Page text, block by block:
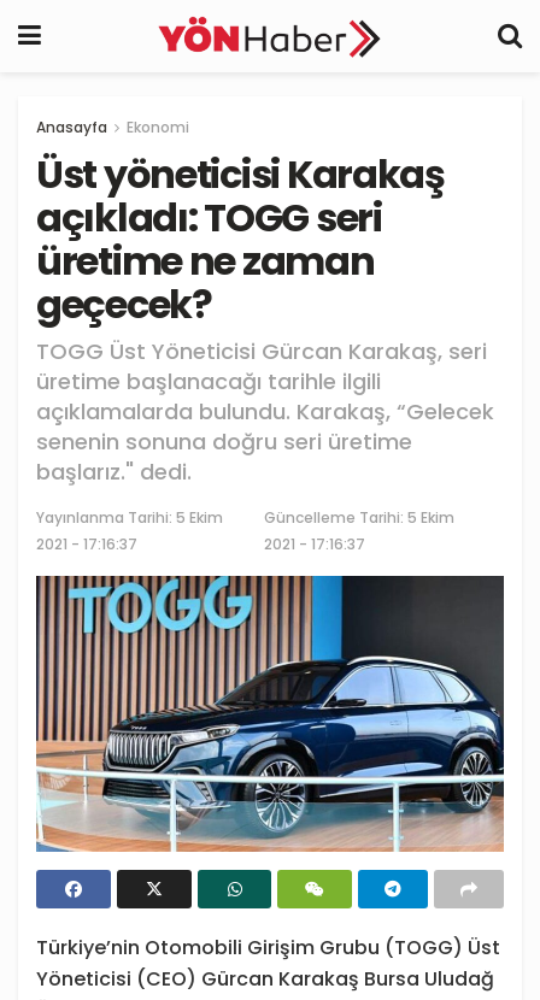
Anasayfa Ekonomi
Üst yöneticisi Karakaş
açıkladı: TOGG seri
üretime ne zaman
geçecek?
TOGG Üst Yöneticisi Gürcan Karakaş, seri
üretime başlanacağı tarihle ilgili
açıklamalarda bulundu. Karakaş, “Gelecek
senenin sonuna doğru seri üretime
başlarız." dedi.
Yayınlanma Tarihi: 5 Ekim
2021 - 17:16:37
Güncelleme Tarihi: 5 Ekim
2021 - 17:16:37
Türkiye’nin Otomobili Girişim Grubu (TOGG) Üst
Yöneticisi (CEO) Gürcan Karakaş Bursa Uludağ